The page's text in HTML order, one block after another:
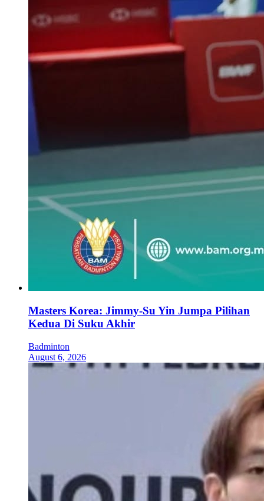
Masters Korea: Jimmy-Su Yin Jumpa Pilihan
Kedua Di Suku Akhir
Badminton
August 6, 2026